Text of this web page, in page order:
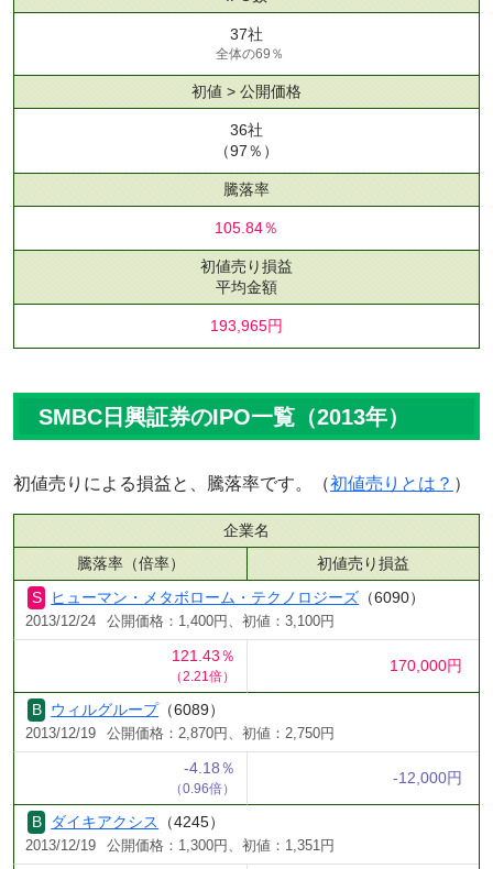
37社
全体の69％
初値 > 公開価格
36社
（97％）
騰落率
105.84％
初値売り損益
平均金額
193,965円
SMBC日興証券のIPO一覧（2013年）
初値売りによる損益と、騰落率です。（初値売りとは？ ）
企業名
騰落率（倍率）
初値売り損益
ヒューマン・メタボローム・テクノロジーズ （6090）
2013/12/24 公開価格：1,400円、初値：3,100円
121.43％
（2.21倍）
170,000円
ウィルグループ（6089）
2013/12/19 公開価格：2,870円、初値：2,750円
-4.18％
（0.96倍）
-12,000円
ダイキアクシス （4245）
2013/12/19 公開価格：1,300円、初値：1,351円